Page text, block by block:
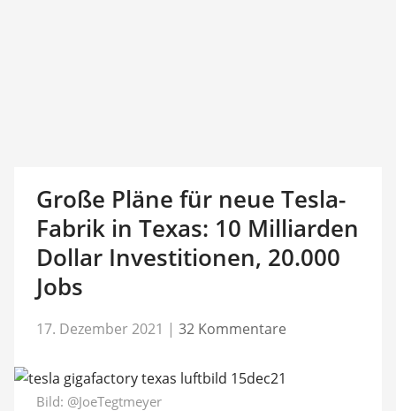
Große Pläne für neue Tesla-
Fabrik in Texas: 10 Milliarden
Dollar Investitionen, 20.000
Jobs
17. Dezember 2021 | 32 Kommentare
Bild: @JoeTegtmeyer